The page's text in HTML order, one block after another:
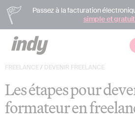
Passez à la facturation
simple et gratuit
FREELANCE/ DEVENIR FREELANCE
Les étapes pour
formateur en